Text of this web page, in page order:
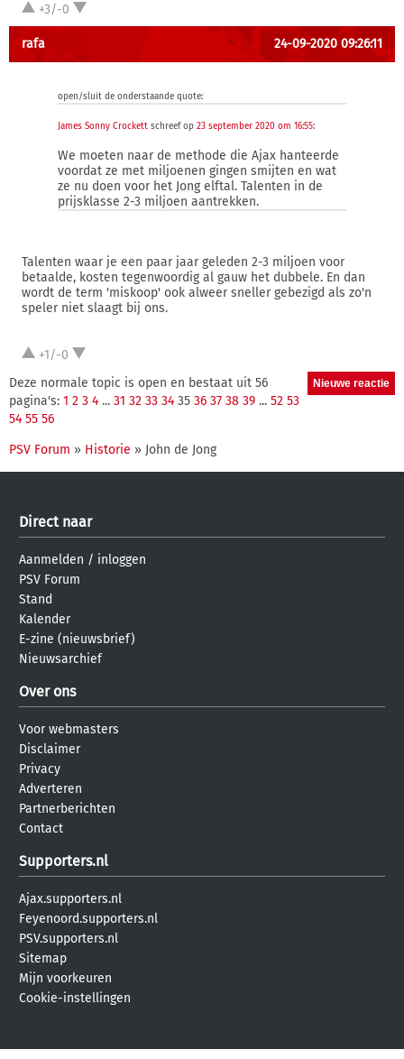
+3/-0
rafa 24-09-2020 09:26:11
open/sluit de onderstaande quote:
James Sonny Crockett schreef op 23 september 2020 om 16:55:
We moeten naar de methode die Ajax hanteerde
voordat ze met miljoenen gingen smijten en wat
ze nu doen voor het Jong elftal. Talenten in de
prijsklasse 2-3 miljoen aantrekken.
Talenten waar je een paar jaar geleden 2-3 miljoen voor
betaalde, kosten tegenwoordig al gauw het dubbele. En dan
wordt de term 'miskoop' ook alweer sneller gebezigd als zo'n
speler niet slaagt bij ons.
+1/-0
Deze normale topic is open en bestaat uit 56
pagina's: 1 2 3 4 ... 31 32 33 34 35 36 37 38 39 ... 52 53
54 55 56
PSV Forum » Historie » John de Jong
Direct naar
Aanmelden / inloggen
PSV Forum
Stand
Kalender
E-zine (nieuwsbrief)
Nieuwsarchief
Over ons
Voor webmasters
Disclaimer
Privacy
Adverteren
Partnerberichten
Contact
Supporters.nl
Ajax.supporters.nl
Feyenoord.supporters.nl
PSV.supporters.nl
Sitemap
Mijn voorkeuren
Cookie-instellingen